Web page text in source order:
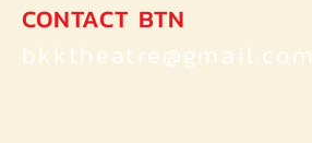
CONTACT BTN
bkktheatre@gmail.com